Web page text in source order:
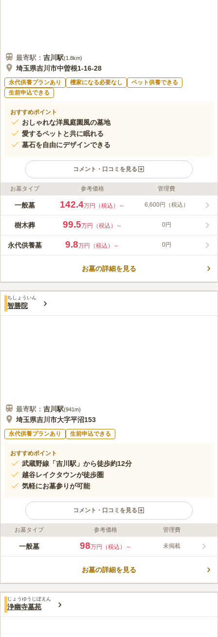
最寄駅： 吉川 駅(1.8km)
埼玉県吉川市中曽根1-16-28
永代供養プランあり 檀家になる必要なし
ペット供養できる
生前申込できる
おすすめポイント
おしゃれな洋風庭園風の墓地
愛するペットと共に眠れる
墓石を自由にデザインできる
コメント・口コミを見る
ライフドット編集部のコメント
令和元年に埼玉県吉川市に開園した洋風庭園型の墓地です。園内
も快適にお参りできます。すぐそばに駐車場が完備されているの
で、お車を利用される方も安心です。宗教不問で、全墓所に永代
の考えに寄り添う」という気持ちが込められた「ワンハート」の
名の通り、どなたでも気持ち良く利用できる墓地です。
お墓タイプ 参考価格 管理費
一般墓 142.4万円（税込）～ 6,600円（税込）
樹木葬 99.5万円（税込）～ 0円
永代供養墓 9.8万円（税込）～ 0円
お墓の詳細を見る
ちしょういん
智勝院
最寄駅： 吉川 駅(941m)
埼玉県吉川市大字平沼153
永代供養プランあり 生前申込できる
おすすめポイント
武蔵野線「吉川駅」から徒歩約12分
越谷レイクタウンが徒歩圏
気軽にお墓参りが可能
コメント・口コミを見る
ライフドット編集部のコメント
真言宗智山派の寺院である智勝院の寺院墓地です。 手入れが行
安心です。 最寄り駅周辺は栄えていて、さらに徒歩圏に越谷レ
口コミ評価
この霊園はまだ誰からも評価されていません。
お墓タイプ 参考価格 管理費
一般墓 98万円（税込）～ 未掲載
お墓の詳細を見る
じょうゆうじぼえん
浄幽寺墓苑